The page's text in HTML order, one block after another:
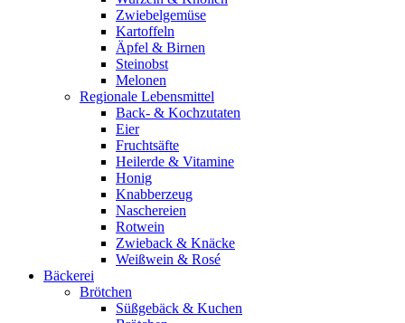
Zwiebelgemüse
Kartoffeln
Äpfel & Birnen
Steinobst
Melonen
Regionale Lebensmittel
Back- & Kochzutaten
Eier
Fruchtsäfte
Heilerde & Vitamine
Honig
Knabberzeug
Naschereien
Rotwein
Zwieback & Knäcke
Weißwein & Rosé
Bäckerei
Brötchen
Süßgebäck & Kuchen